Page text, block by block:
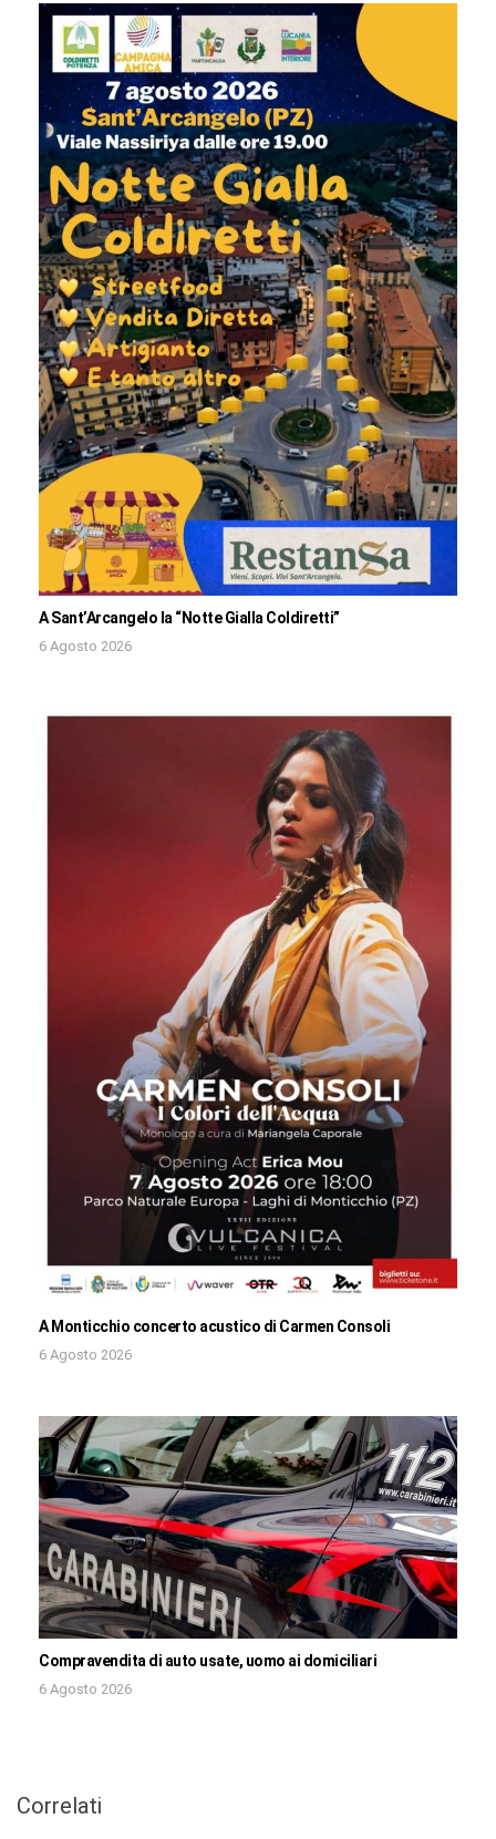
A Sant’Arcangelo la “Notte Gialla Coldiretti”
6 Agosto 2026
A Monticchio concerto acustico di Carmen Consoli
6 Agosto 2026
Compravendita di auto usate, uomo ai domiciliari
6 Agosto 2026
Correlati